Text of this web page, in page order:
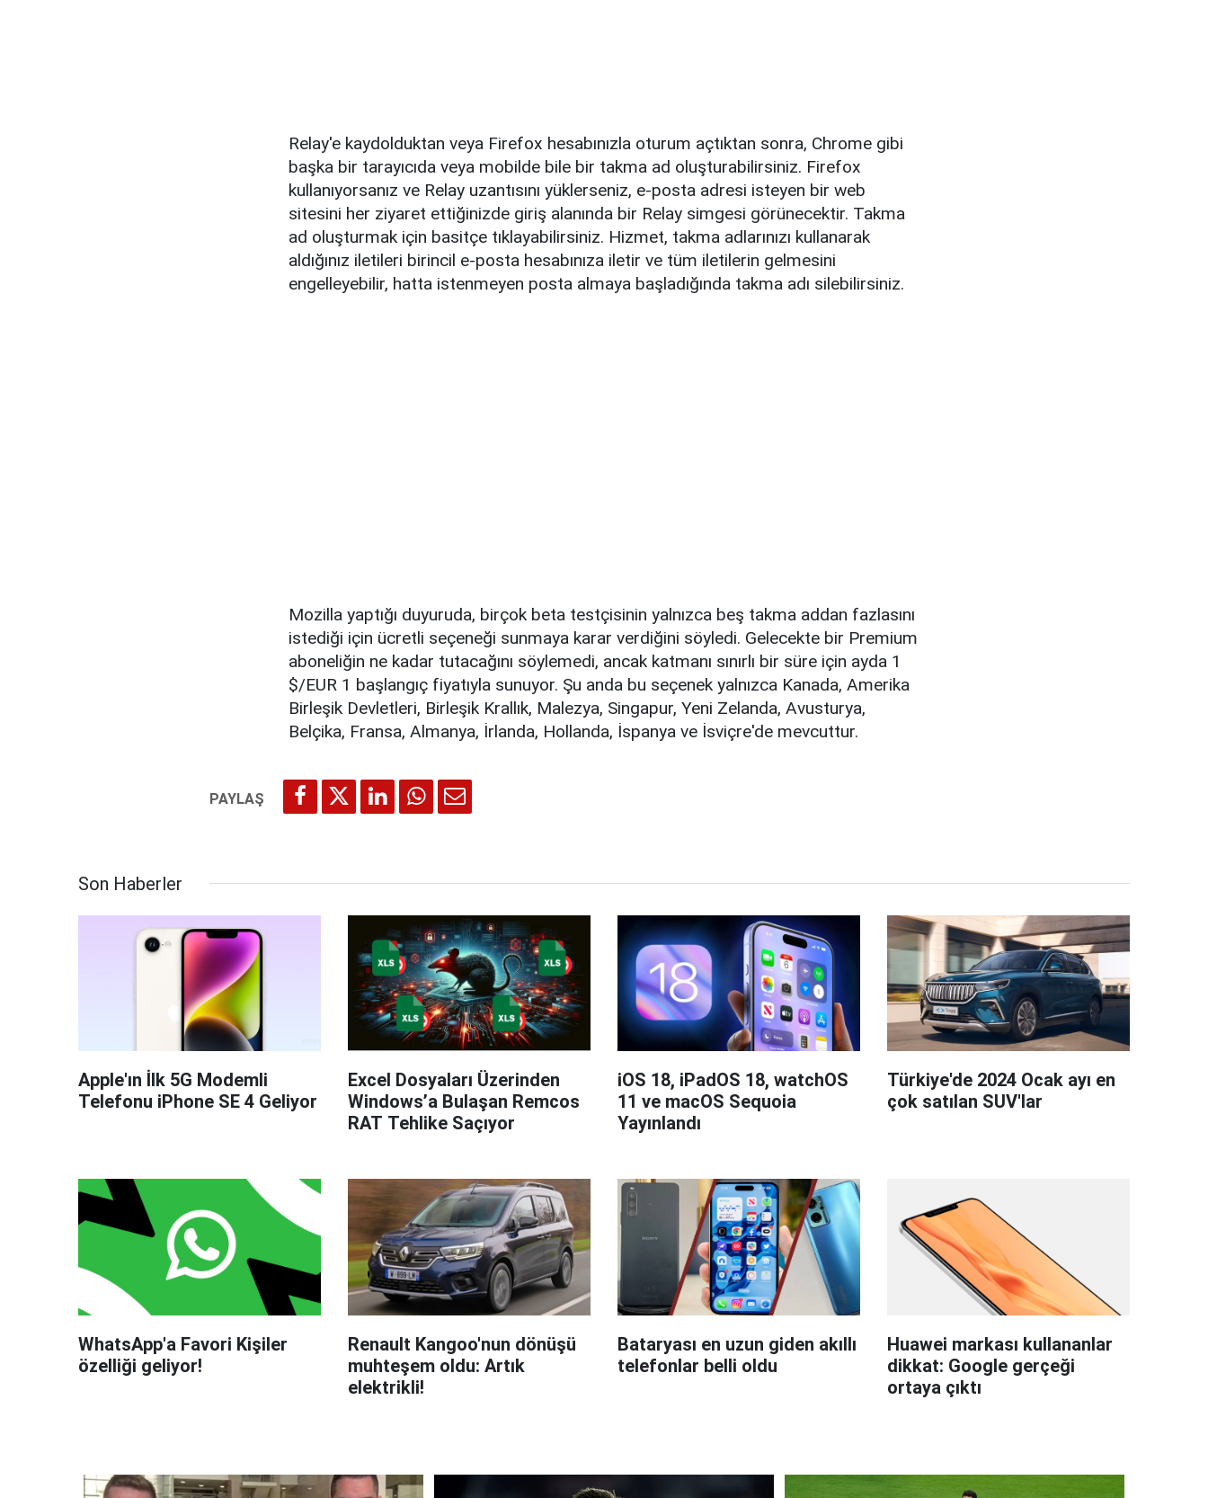
Relay'e kaydolduktan veya Firefox hesabınızla oturum açtıktan sonra, Chrome gibi
başka bir tarayıcıda veya mobilde bile bir takma ad oluşturabilirsiniz. Firefox
kullanıyorsanız ve Relay uzantısını yüklerseniz, e-posta adresi isteyen bir web
sitesini her ziyaret ettiğinizde giriş alanında bir Relay simgesi görünecektir. Takma
ad oluşturmak için basitçe tıklayabilirsiniz. Hizmet, takma adlarınızı kullanarak
aldığınız iletileri birincil e-posta hesabınıza iletir ve tüm iletilerin gelmesini
engelleyebilir, hatta istenmeyen posta almaya başladığında takma adı silebilirsiniz.
Mozilla yaptığı duyuruda, birçok beta testçisinin yalnızca beş takma addan fazlasını
istediği için ücretli seçeneği sunmaya karar verdiğini söyledi. Gelecekte bir Premium
aboneliğin ne kadar tutacağını söylemedi, ancak katmanı sınırlı bir süre için ayda 1
$/EUR 1 başlangıç ​​fiyatıyla sunuyor. Şu anda bu seçenek yalnızca Kanada, Amerika
Birleşik Devletleri, Birleşik Krallık, Malezya, Singapur, Yeni Zelanda, Avusturya,
Belçika, Fransa, Almanya, İrlanda, Hollanda, İspanya ve İsviçre'de mevcuttur.
Son Haberler
Apple'ın İlk 5G Modemli
Telefonu iPhone SE 4 Geliyor
Excel Dosyaları Üzerinden
Windows’a Bulaşan Remcos
RAT Tehlike Saçıyor
iOS 18, iPadOS 18, watchOS
11 ve macOS Sequoia
Yayınlandı
Türkiye'de 2024 Ocak ayı en
çok satılan SUV'lar
WhatsApp'a Favori Kişiler
özelliği geliyor!
Renault Kangoo'nun dönüşü
muhteşem oldu: Artık
elektrikli!
Bataryası en uzun giden akıllı
telefonlar belli oldu
Huawei markası kullananlar
dikkat: Google gerçeği
ortaya çıktı